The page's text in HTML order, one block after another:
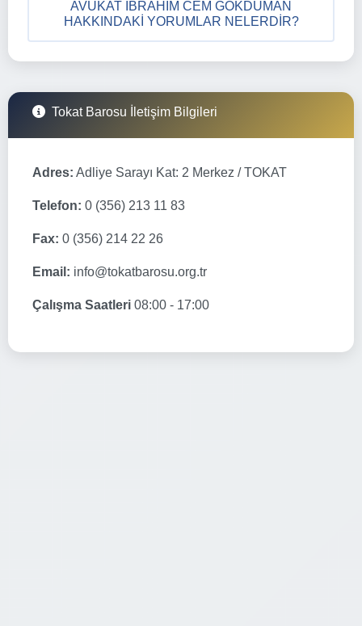
AVUKAT İBRAHIM CEM GÖKDUMAN
HAKKINDAKI YORUMLAR NELERDIR?
Tokat Barosu İletişim Bilgileri
Adres: Adliye Sarayı Kat: 2 Merkez / TOKAT
Telefon: 0 (356) 213 11 83
Fax: 0 (356) 214 22 26
Email: info@tokatbarosu.org.tr
Çalışma Saatleri 08:00 - 17:00